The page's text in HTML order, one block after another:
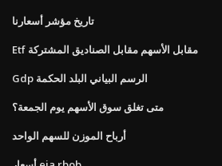
تاريخ مؤشر أسعارنا
Etf مقابل الأسهم مقابل الصناديق المشتركة
Gdp الرسم البياني البلد الحكمة
متى تغلق سوق الأسهم يوم الجمعة؟
أرباح الموزن للسهم الواحد